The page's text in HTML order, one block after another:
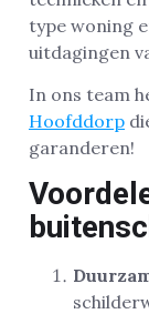
type woning
uitdagingen
In ons team
Hoofddorp
garanderen!